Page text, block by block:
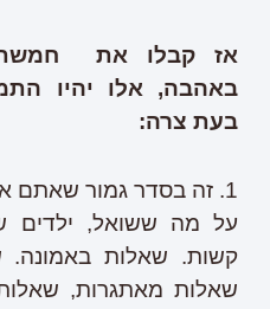
אז קבלו את חמשת
באהבה, אלו יהיו
בעת צרה:
1. זה בסדר גמור שאתם
על מה ששואל, ילדים
קשות. שאלות באמונה.
שאלות מאתגרות,